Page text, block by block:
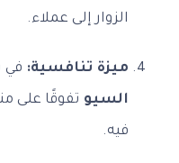
الزوار إلى عملاء.
ميزة تنافسية: في
السيو تفوقًا على
فيه.